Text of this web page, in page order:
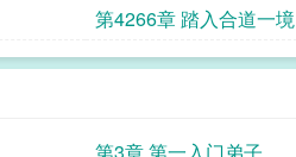
第4266章 踏入合道一境